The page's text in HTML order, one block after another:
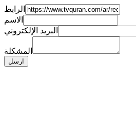
الرابط
الاسم
البريد الإلكتروني
المشكلة
ارسل